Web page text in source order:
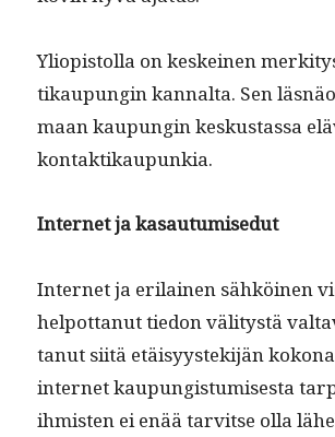
Yliopis­tol­la on keskeinen
tikaupun­gin kannal­ta. Sen
maan kaupun­gin keskus­tas­sa
kontaktikaupunkia.
Inter­net ja kasautumisedut
Inter­net ja eri­lainen sähköi­nen
helpot­tanut tiedon väl­i­tys­tä
tanut siitä etäisyys­tek­i­jän
inter­net kaupungis­tu­mis­es­ta
ihmis­ten ei enää tarvitse olla